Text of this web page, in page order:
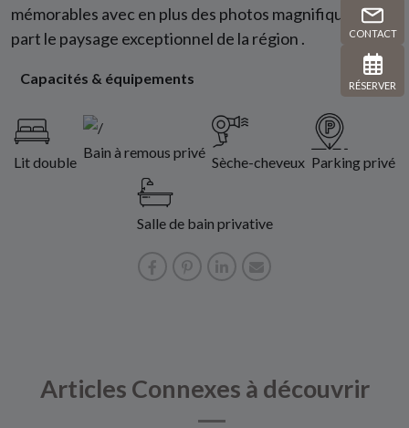
CONTACT
RÉSERVER
mémorables avec en plus des photos magnifiques de
part le paysage exceptionnel de la région .
Capacités & équipements
Lit double
Bain à remous privé
Sèche-cheveux Parking privé
Salle de bain privative
Articles Connexes à découvrir